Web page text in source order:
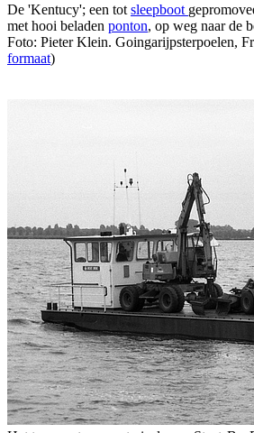
De 'Kentucy'; een tot sleepboot
met hooi beladen ponton, op weg naar de
Foto: Pieter Klein. Goingarijpsterpoelen,
formaat)